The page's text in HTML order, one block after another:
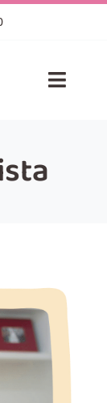
Toggle